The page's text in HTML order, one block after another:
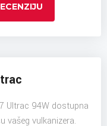
Ultrac 94W dostupna
vašeg vulkanizera.